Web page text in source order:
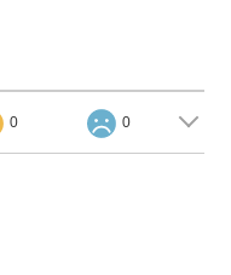
0 0